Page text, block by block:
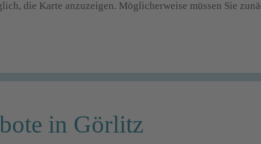
die Karte anzuzeigen. Möglicherweise müssen Sie
in Görlitz